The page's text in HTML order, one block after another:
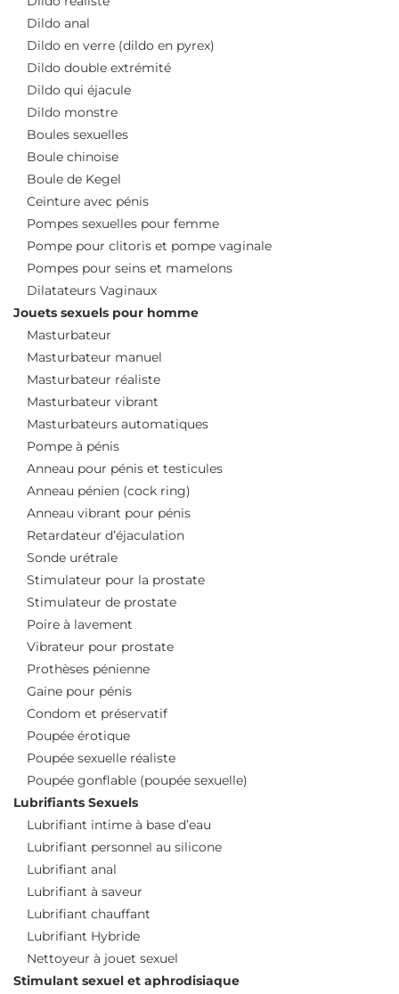
Dildo anal
Dildo en verre (dildo en pyrex)
Dildo double extrémité
Dildo qui éjacule
Dildo monstre
Boules sexuelles
Boule chinoise
Boule de Kegel
Ceinture avec pénis
Pompes sexuelles pour femme
Pompe pour clitoris et pompe vaginale
Pompes pour seins et mamelons
Dilatateurs Vaginaux
Jouets sexuels pour homme
Masturbateur
Masturbateur manuel
Masturbateur réaliste
Masturbateur vibrant
Masturbateurs automatiques
Pompe à pénis
Anneau pour pénis et testicules
Anneau pénien (cock ring)
Anneau vibrant pour pénis
Retardateur d’éjaculation
Sonde urétrale
Stimulateur pour la prostate
Stimulateur de prostate
Poire à lavement
Vibrateur pour prostate
Prothèses pénienne
Gaine pour pénis
Condom et préservatif
Poupée érotique
Poupée sexuelle réaliste
Poupée gonflable (poupée sexuelle)
Lubrifiants Sexuels
Lubrifiant intime à base d’eau
Lubrifiant personnel au silicone
Lubrifiant anal
Lubrifiant à saveur
Lubrifiant chauffant
Lubrifiant Hybride
Nettoyeur à jouet sexuel
Stimulant sexuel et aphrodisiaque